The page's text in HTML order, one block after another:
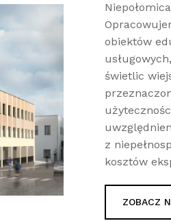
obiektów
świetlic
z
kosztów
ZOBACZ